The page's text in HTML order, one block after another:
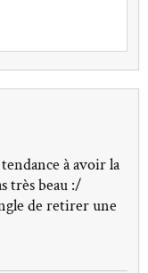
à avoir la
très beau :/
de retirer une